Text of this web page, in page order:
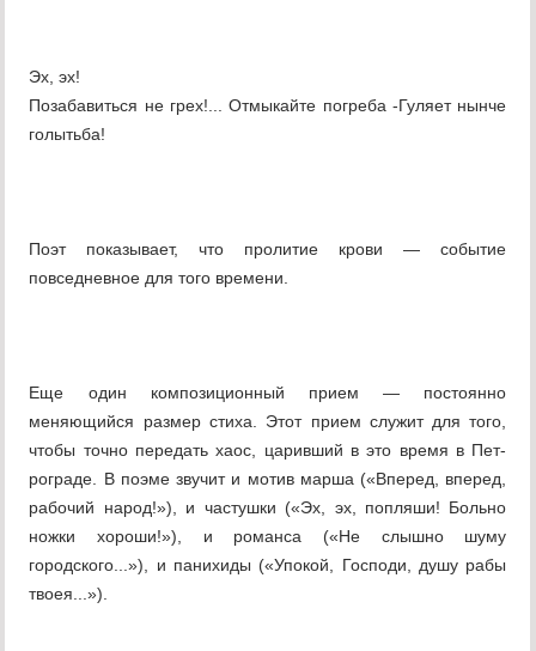
Эх, эх!
Позабавиться не грех!... Отмыкайте погреба -Гуляет нынче
голытьба!
Поэт показывает, что пролитие крови — событие
повседневное для того времени.
Еще один композиционный прием — постоянно
меняющийся размер стиха. Этот прием служит для того,
чтобы точно передать хаос, царивший в это время в Пет-
рограде. В поэме звучит и мотив марша («Вперед, вперед,
рабочий народ!»), и частушки («Эх, эх, попляши! Больно
ножки хороши!»), и романса («Не слышно шуму
городского...»), и панихиды («Упокой, Господи, душу рабы
твоея...»).